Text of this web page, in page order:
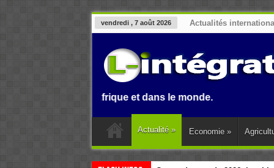
vendredi , 7 août 2026 Actualités
en Afrique et dans le monde.
Actualité » Economie »